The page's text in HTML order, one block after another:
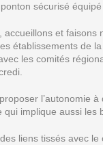
sécurisé
accueillons et
établissements de
les comités
l’autonomie
qui implique aussi les
liens tissés avec